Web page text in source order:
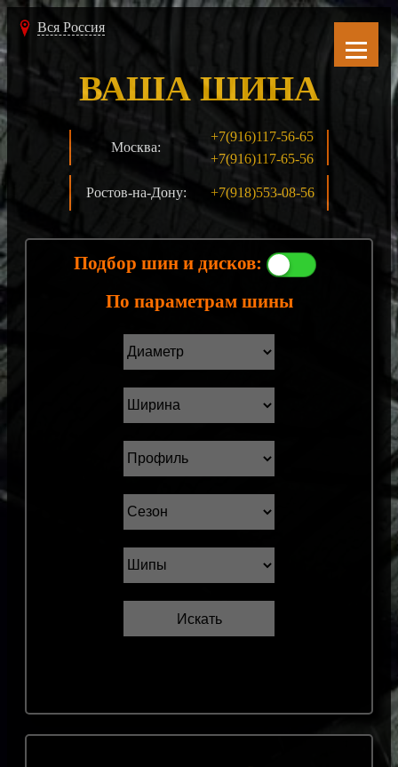
Вся Россия
Москва:
+7(916)117-56-65
+7(916)117-65-56
Ростов-на-Дону: +7(918)553-08-56
ВАША ШИНА
Подбор шин и дисков:
По параметрам шины